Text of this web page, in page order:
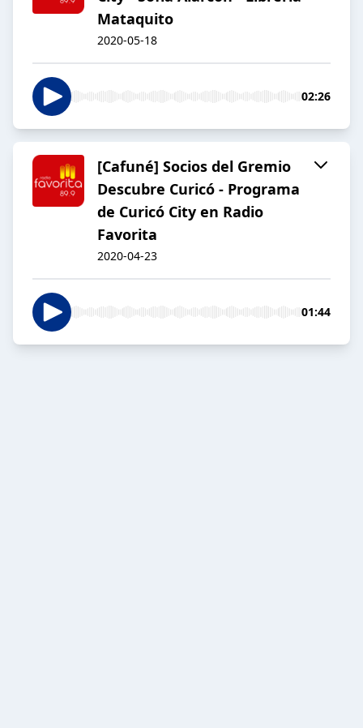
Mataquito
2020-05-18
02:26
[Cafuné] Socios del Gremio
Descubre Curicó - Programa
de Curicó City en Radio
Favorita
2020-04-23
01:44